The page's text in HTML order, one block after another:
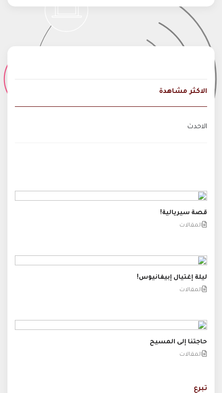
الاكثر مشاهدة
الاحدث
قصة سيريالية!
المقالات
ليلة إغتيال إبيفانيوس!
المقالات
حاجتنا إلى المسيح
المقالات
تبرع